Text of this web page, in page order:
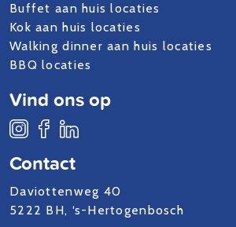
Contact
Daviottenweg 40
5222 BH, ‘s-Hertogenbosch
Buffet aan huis locaties
Kok aan huis locaties
Walking dinner aan huis locaties
BBQ locaties
Vind ons op